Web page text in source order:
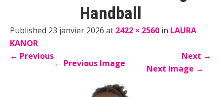
Handball
Published 23 janvier 2026 at 2422 × 2560 in LAURA
KANOR
← Previous Next →
← Previous Image Next Image →